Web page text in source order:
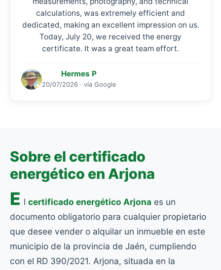
calculations, was extremely efficient and
dedicated, making an excellent impression on us.
Today, July 20, we received the energy
certificate. It was a great team effort.
Hermes P
20/07/2026 · vía Google
Sobre el certificado
energético en Arjona
E l certificado energético Arjona es un
documento obligatorio para cualquier propietario
que desee vender o alquilar un inmueble en este
municipio de la provincia de Jaén, cumpliendo
con el RD 390/2021. Arjona, situada en la